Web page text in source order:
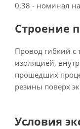
0,38 - номинал
Строение
Провод гибкий
изоляцией,
прошедших
резины поверх
Условия